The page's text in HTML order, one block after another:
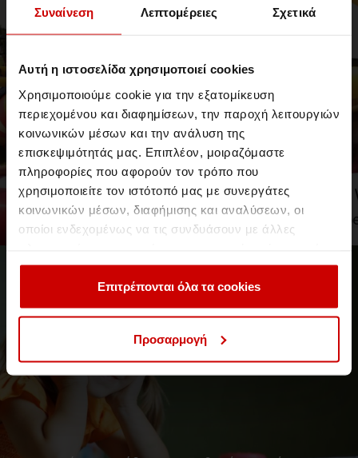
Συναίνεση Λεπτομέρειες Σχετικά
Αυτή η ιστοσελίδα χρησιμοποιεί cookies
Χρησιμοποιούμε cookie για την εξατομίκευση
περιεχομένου και διαφημίσεων, την παροχή λειτουργιών
κοινωνικών μέσων και την ανάλυση της
επισκεψιμότητάς μας. Επιπλέον, μοιραζόμαστε
πληροφορίες που αφορούν τον τρόπο που
χρησιμοποιείτε τον ιστότοπό μας με συνεργάτες
κοινωνικών μέσων, διαφήμισης και αναλύσεων, οι
οποίοι ενδεχομένως να τις συνδυάσουν με άλλες
έχουν συλλέξει σε σχέση με την από μέρους σας χρήση
των υπηρεσιών τους.Επιτρέπονται όλα τα cookies
Προσαρμογή
Events & Σεμινάρια Events
//19 Ιανουαρίου 2018
Το Παιχνίδι στην Προσχολική
Εκπαίδευση παίζεται στο Aegean
College
Pre-event του "Play in Early Education- 1st International
Athens Conference"
Events & Σεμινάρια Σεμινάρια